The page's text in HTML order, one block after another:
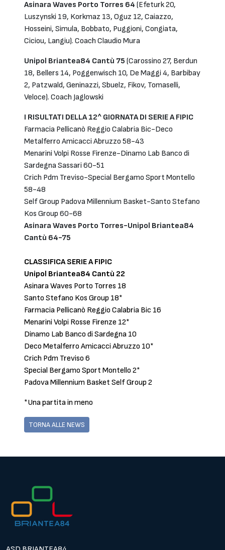
Asinara Waves Porto Torres 64 (Efeturk 20,
Luszynski 19, Korkmaz 13, Oguz 12, Caiazzo,
Hosseini, Simula, Bobbato, Puggioni, Congiata,
Ciciou, Langiu). Coach Claudio Mura
Unipol Briantea84 Cantù 75 (Carossino 27, Berdun
18, Bellers 14, Poggenwisch 10, De Maggi 4, Barbibay
2, Patzwald, Geninazzi, Sbuelz, Fikov, Tomaselli,
Veloce). Coach Jaglowski
I RISULTATI DELLA 12^ GIORNATA DI SERIE A FIPIC
Farmacia Pellicanò Reggio Calabria Bic-Deco
Metalferro Amicacci Abruzzo 58-43
Menarini Volpi Rosse Firenze-Dinamo Lab Banco di
Sardegna Sassari 60-51
Crich Pdm Treviso-Special Bergamo Sport Montello
58-48
Self Group Padova Millennium Basket-Santo Stefano
Kos Group 60-68
Asinara Waves Porto Torres-Unipol Briantea84
Cantù 64-75
CLASSIFICA SERIE A FIPIC
Unipol Briantea84 Cantù 22
Asinara Waves Porto Torres 18
Santo Stefano Kos Group 18*
Farmacia Pellicanò Reggio Calabria Bic 16
Menarini Volpi Rosse Firenze 12*
Dinamo Lab Banco di Sardegna 10
Deco Metalferro Amicacci Abruzzo 10*
Crich Pdm Treviso 6
Special Bergamo Sport Montello 2*
Padova Millennium Basket Self Group 2
*Una partita in meno
TORNA ALLE NEWS